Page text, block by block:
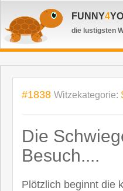
FUNNY4
die lustigsten
#1838 Witzekategorie:
Die
Besuch....
Plötzlich beginnt die